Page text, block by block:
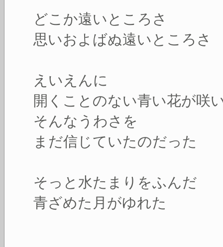
どこか遠いところさ
思いおよばぬ遠いところさ
えいえんに
開くことのない青い花が咲
そんなうわさを
まだ信じていたのだった
そっと水たまりをふんだ
青ざめた月がゆれた